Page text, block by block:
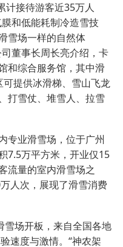
计接待游客近35万人
和低能耗制冷造雪技
雪场一样的自然体
董事长周长亮介绍，卡
和综合服务馆，其中滑
提供冰滑梯、雪山飞龙
打雪仗、堆雪人、拉雪
业滑雪场，位于广州
7.5万平方米，开业仅15
流量的室内滑雪场之
人次，展现了滑雪消费
场开板，来自全国各地
速度与激情。“神农架